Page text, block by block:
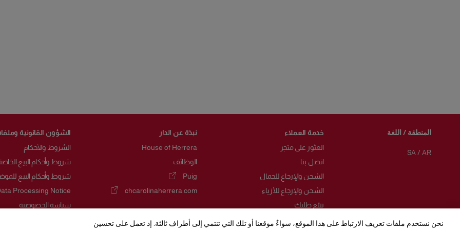
المنطقة / اللغة
SA/ AR
خدمة العملاء
العثور على متجر
اتصل بنا
الشحن والإرجاع للجمال
الشحن والإرجاع للأزياء
تتبّع طلبك
الأسئلة الشائعة
نبذة عن الدار
House of Herrera
الوظائف
Puig
(يفتح في نافذة جديدة)
chcarolinaherrera.com
(يفتح في نافذة جديدة)
الشؤون القانونية
الشروط والأحكام
شروط وأحكام البيع
شروط وأحكام البيع
Processing Notice
سياسة الخصوصية
نحن نستخدم ملفات تعريف الارتباط على هذا الموقع، سواءٌ موقعنا أو تلك التي تنتمي إلى أطراف ثالثة. إذ تعمل على تحسين